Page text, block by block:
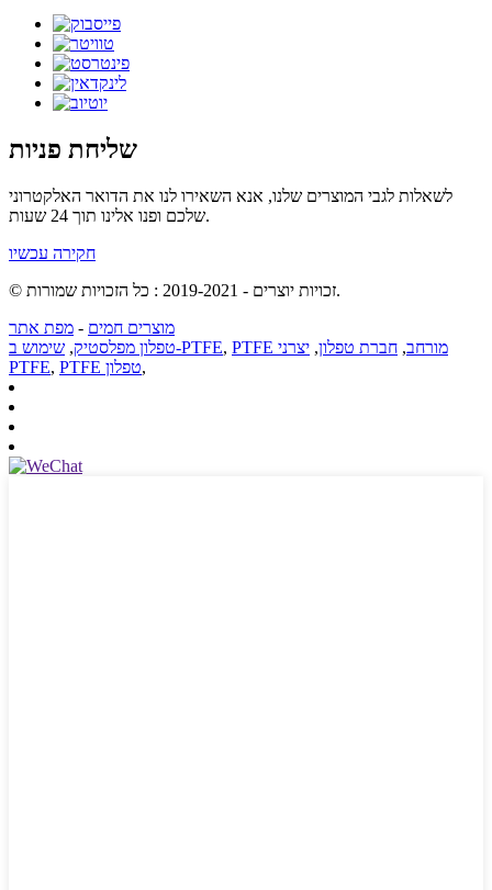
שליחת פניות
לשאלות לגבי המוצרים שלנו, אנא השאירו לנו את הדואר האלקטרוני
שלכם ופנו אלינו תוך 24 שעות.
חקירה עכשיו
© זכויות יוצרים - 2019-2021 : כל הזכויות שמורות.
מוצרים חמים - מפת אתר
טפלון מפלסטיק, שימוש ב-PTFE, PTFE מורחב, חברת טפלון, יצרני
PTFE, PTFE טפלון,